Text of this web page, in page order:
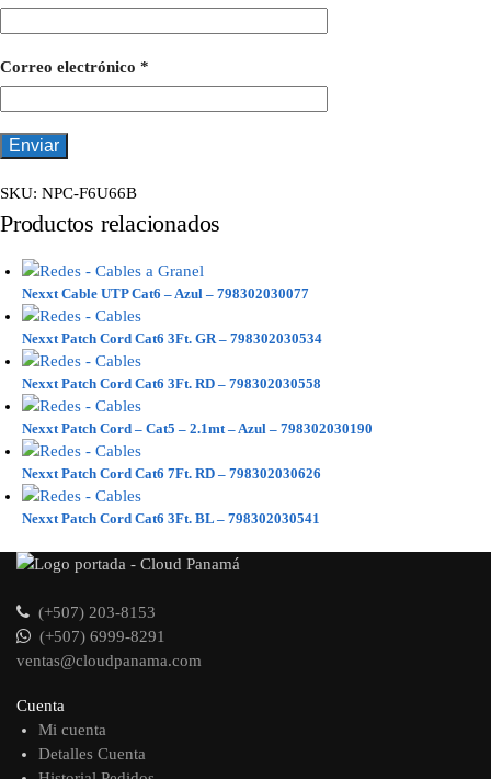
Correo electrónico *
SKU: NPC-F6U66B
Productos relacionados
Nexxt Cable UTP Cat6 – Azul – 798302030077
Nexxt Patch Cord Cat6 3Ft. GR – 798302030534
Nexxt Patch Cord Cat6 3Ft. RD – 798302030558
Nexxt Patch Cord – Cat5 – 2.1mt – Azul – 798302030190
Nexxt Patch Cord Cat6 7Ft. RD – 798302030626
Nexxt Patch Cord Cat6 3Ft. BL – 798302030541
(+507) 203-8153
(+507) 6999-8291
ventas@cloudpanama.com
Cuenta
Mi cuenta
Detalles Cuenta